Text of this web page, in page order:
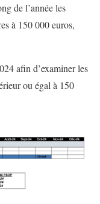
de l’année les
à 150 000 euros,
afin d’examiner les
ou égal à 150